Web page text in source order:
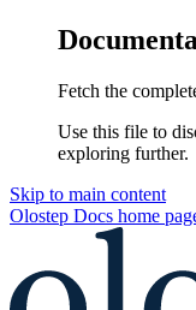
Fetch the
Use this file to
exploring further.
Skip to main content
Olostep Docs home